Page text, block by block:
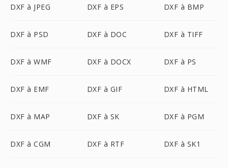
DXF à JPEG DXF à EPS DXF à BMP
DXF à PSD DXF à DOC DXF à TIFF
DXF à WMF DXF à DOCX DXF à PS
DXF à EMF DXF à GIF DXF à HTML
DXF à MAP DXF à SK DXF à PGM
DXF à CGM DXF à RTF DXF à SK1